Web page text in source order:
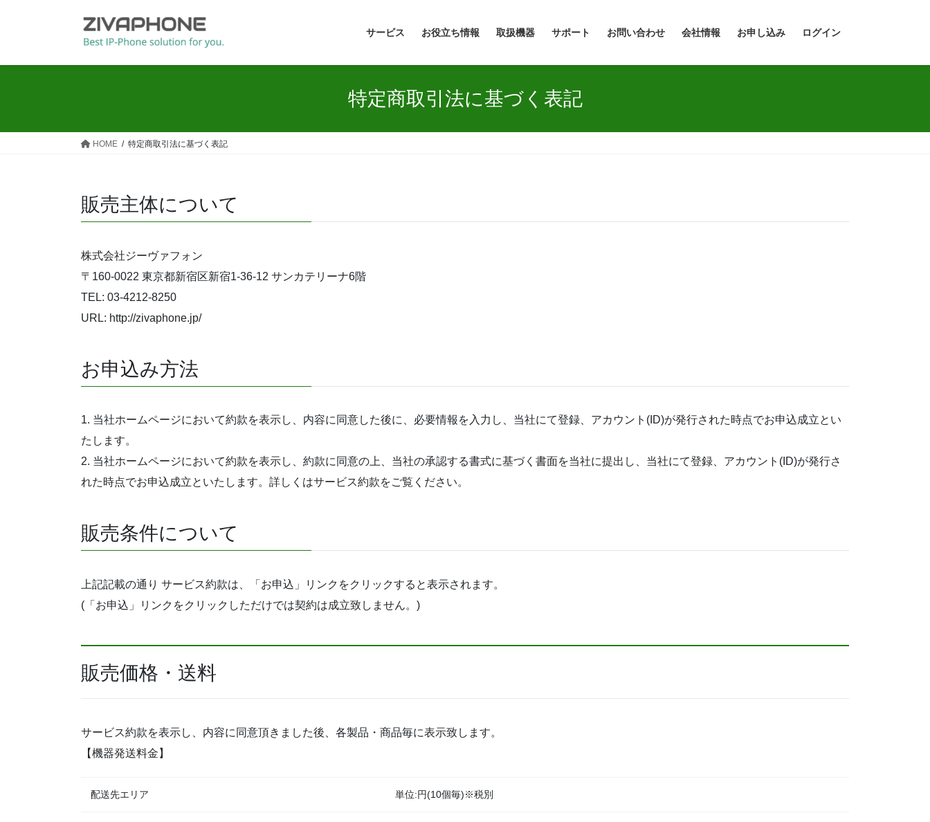
サービス お役立ち情報 取扱機器 サポート お問い合わせ 会社情報 お申し込み ログイン
特定商取引法に基づく表記
HOME 特定商取引法に基づく表記
販売主体について
株式会社ジーヴァフォン
〒160-0022 東京都新宿区新宿1-36-12 サンカテリーナ6階
TEL: 03-4212-8250
URL: http://zivaphone.jp/
お申込み方法
1. 当社ホームページにおいて約款を表示し、内容に同意した後に、必要情報を入力し、当社にて登録、アカウント(ID)が発行された時点でお申込成立とい
たします。
2. 当社ホームページにおいて約款を表示し、約款に同意の上、当社の承認する書式に基づく書面を当社に提出し、当社にて登録、アカウント(ID)が発行さ
れた時点でお申込成立といたします。詳しくはサービス約款をご覧ください。
販売条件について
上記記載の通り サービス約款は、「お申込」リンクをクリックすると表示されます。
(「お申込」リンクをクリックしただけでは契約は成立致しません。)
販売価格・送料
サービス約款を表示し、内容に同意頂きました後、各製品・商品毎に表示致します。
【機器発送料金】
配送先エリア 単位:円(10個毎)※税別